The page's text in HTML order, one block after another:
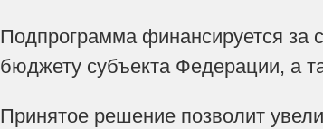
Подпрограмма финансируется за
бюджету субъекта Федерации, а
Принятое решение позволит